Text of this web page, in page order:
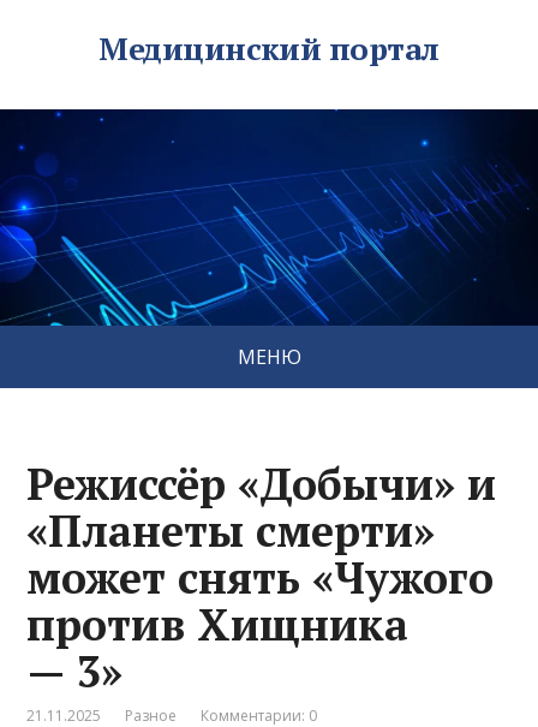
Медицинский портал
МЕНЮ
Режиссёр «Добычи» и
«Планеты смерти»
может снять «Чужого
против Хищника
— 3»
21.11.2025 Разное Комментарии: 0